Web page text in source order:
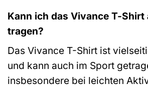
Kann ich das Vivance T-
tragen?
Das Vivance T-Shirt ist
und kann auch im Sport
insbesondere bei leichten